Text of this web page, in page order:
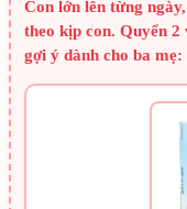
Con lớn lên từng
theo kịp con. Quyển
gợi ý dành cho ba mẹ: